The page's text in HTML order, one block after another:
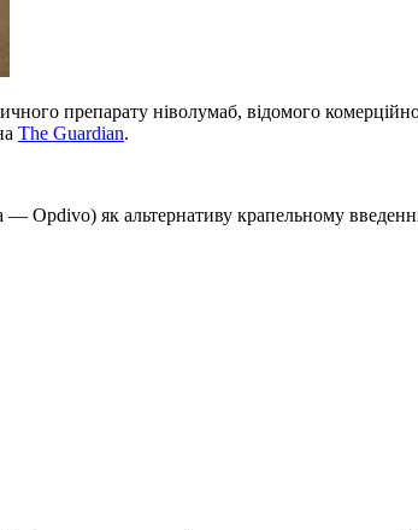
препарату ніволумаб, відомого
The Guardian.
Opdivo) як альтернативу крапельному